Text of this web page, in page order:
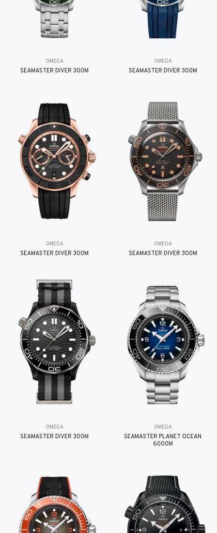
OMEGA
SEAMASTER DIVER 300M
OMEGA
SEAMASTER DIVER 300M
OMEGA
SEAMASTER DIVER 300M
OMEGA
SEAMASTER DIVER 300M
OMEGA
SEAMASTER DIVER 300M
OMEGA
SEAMASTER PLANET OCEAN
6000M